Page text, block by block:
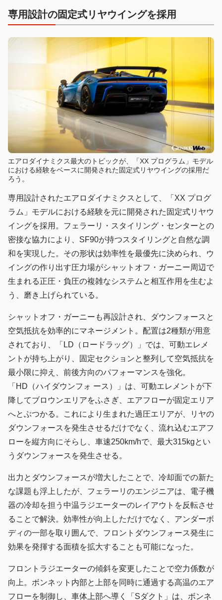
専用設計の固定式リヤウイングを採用
エアロダイナミクス最大のトピックが、「XX プログラム」モデル
における経験をベースに開発された固定式リヤウイングの採用だ
ろう。
専用設計されたエアロダイナミクスとして、「XX プログ
ラム」モデルにおける経験を元に開発された固定式リヤウ
イングを採用。フェラーリ・スタイリング・センターとの
密接な協力により、SF90が持つスタイリングと自然な調
和を実現した。その形状は効率性を最優先に決められ、ウ
イングの作り出す圧力場がシャットオフ・ガーニー周辺で
生まれる正圧・負圧の複雑なシステムと相互作用を生むよ
う、磨き上げられている。
シャットオフ・ガーニーも再設計され、ダウンフォースと
空気抵抗を効率的にマネージメント。配置は2種類が用意
されており、「LD（ロードラッグ）」では、可動エレメ
ントが持ち上がり、固定セクションと整列して空気抵抗を
最小限に抑え、前後方向のパフォーマンスを強化。
「HD（ハイダウンフォ ース）」は、可動エレメントが下
降してブロウンエリアをふさぎ、エアフローが固定エリア
へとぶつかる。これにより生まれた過圧エリアが、リヤの
ダウンフォースを発生させるだけでなく、流れ込むエアフ
ローを縦方向にそらし、車速250km/hで、最大315kgとい
うダウンフォースを発生させる。
出力とダウンフォースが増大したことで、冷却面での新た
な課題も浮上したが、フェラーリのエンジニアは、電子機
器の冷却を担う中温ラジエーターのレイアウトを反転させ
ることで解決。効率性が向上しただけでなく、アンダーボ
ディの一部を取り囲んで、フロントダウンフォース発生に
効果を発揮する面積を拡大することも可能になった。
フロントラジエーターの傾斜を変更したことで空力係数が
向上。ボンネット内部と上部を同時に通過する高温のエア
フローを制御し、車体上部へ導く「Sダクト」は、ボンネ